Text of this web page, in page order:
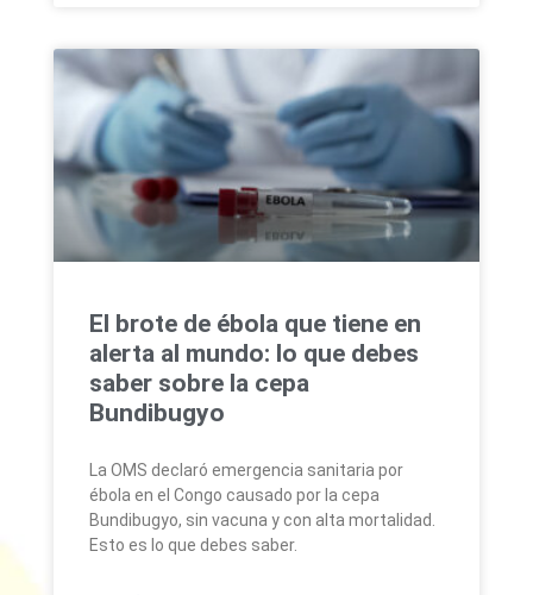
El brote de ébola que tiene en
alerta al mundo: lo que debes
saber sobre la cepa
Bundibugyo
La OMS declaró emergencia sanitaria por
ébola en el Congo causado por la cepa
Bundibugyo, sin vacuna y con alta mortalidad.
Esto es lo que debes saber.